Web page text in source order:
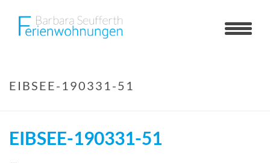
EIBSEE-190331-51
EIBSEE-190331-51